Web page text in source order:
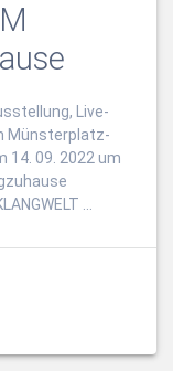
Live-
Münsterplatz-
14. 09. 2022 um
…